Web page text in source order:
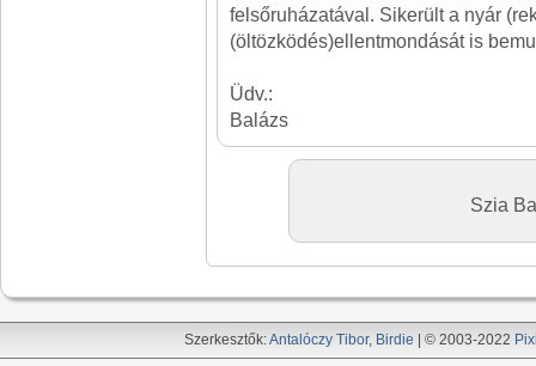
felsőruházatával. Sikerült a nyár
(öltözködés)ellentmondását is
Üdv.:
Balázs
Szia
Szerkesztők:Antalóczy Tibor, Birdie | © 2003-2022